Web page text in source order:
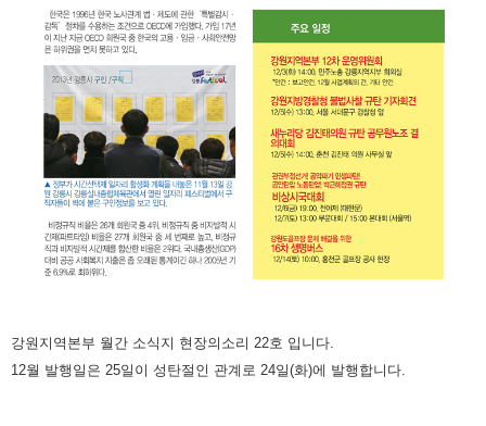
강원지역본부 월간 소식지 현장의소리 22호 입니다.
12월 발행일은 25일이 성탄절인 관계로 24일(화)에 발행합니다.